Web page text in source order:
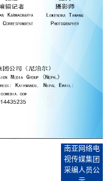
南亚网络电
视传媒集团
采编人员公